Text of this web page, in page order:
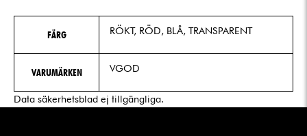
FÄRG RÖKT, RÖD, BLÅ, TRANSPARENT
VARUMÄRKEN VGOD
Data säkerhetsblad ej tillgängliga.